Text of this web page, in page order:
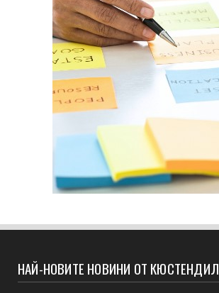
НАЙ-НОВИТЕ НОВИНИ ОТ КЮСТЕНДИЛ